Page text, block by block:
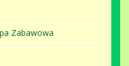
Zabawowa